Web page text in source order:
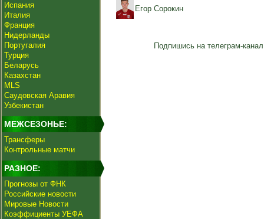
Испания
Италия
Франция
Нидерланды
Португалия
Турция
Беларусь
Казахстан
MLS
Саудовская Аравия
Узбекистан
МЕЖСЕЗОНЬЕ:
Трансферы
Контрольные матчи
РАЗНОЕ:
Прогнозы от ФНК
Российские новости
Мировые Новости
Коэффициенты УЕФА
Егор Сорокин
Подпишись на телеграм-